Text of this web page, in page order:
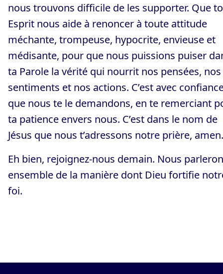
nous trouvons difficile de les supporter. Que
Esprit nous aide à renoncer à toute attitude
méchante, trompeuse, hypocrite, envieuse et
médisante, pour que nous puissions puiser
ta Parole la vérité qui nourrit nos pensées, nos
sentiments et nos actions. C’est avec
que nous te le demandons, en te remerciant
ta patience envers nous. C’est dans le nom de
Jésus que nous t’adressons notre prière,
Eh bien, rejoignez-nous demain. Nous
ensemble de la manière dont Dieu fortifie
foi.